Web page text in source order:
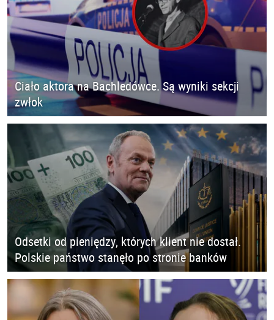
Ciało aktora na Bachledówce. Są wyniki sekcji
zwłok
Odsetki od pieniędzy, których klient nie dostał.
Polskie państwo stanęło po stronie banków